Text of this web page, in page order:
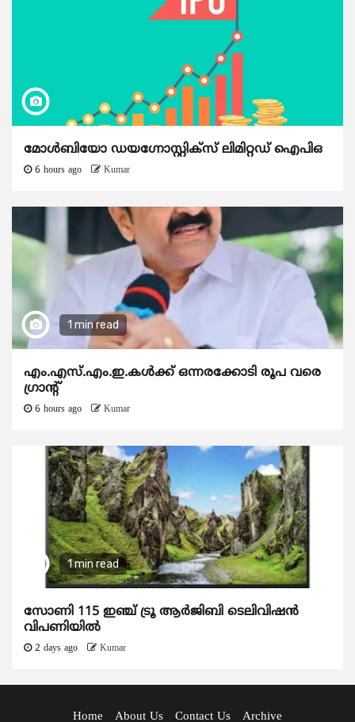
മോൾബിയോ ഡയഗ്നോസ്റ്റിക്സ് ലിമിറ്റഡ് ഐപിഒ
6 hours ago Kumar
1 min read
എം.എസ്.എം.ഇ.കൾക്ക് ഒന്നരക്കോടി രൂപ വരെ
ഗ്രാന്റ്
6 hours ago Kumar
1 min read
സോണി 115 ഇഞ്ച് ട്രൂ ആർജിബി ടെലിവിഷൻ
വിപണിയിൽ
2 days ago Kumar
Home About Us Contact Us Archive